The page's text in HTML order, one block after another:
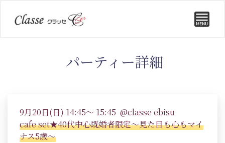
パーティー詳細
9月20日(日) 14:45～ 15:45 @classe ebisu
cafe set★40代中心既婚者限定～見た目も心もマイ
ナス5歳～